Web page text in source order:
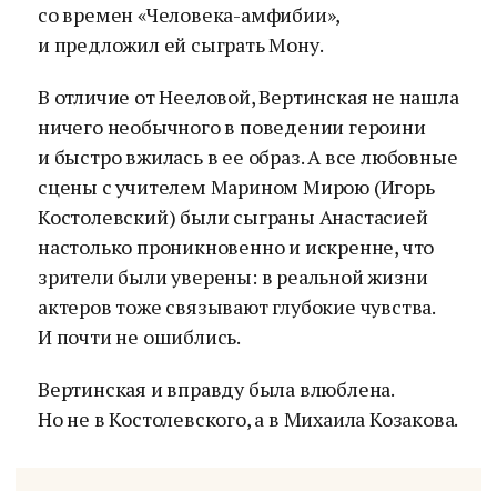
со времен «Человека-амфибии»,
и предложил ей сыграть Мону.
В отличие от Нееловой, Вертинская не нашла
ничего необычного в поведении героини
и быстро вжилась в ее образ. А все любовные
сцены с учителем Марином Мирою (Игорь
Костолевский) были сыграны Анастасией
настолько проникновенно и искренне, что
зрители были уверены: в реальной жизни
актеров тоже связывают глубокие чувства.
И почти не ошиблись.
Вертинская и вправду была влюблена.
Но не в Костолевского, а в Михаила Козакова.